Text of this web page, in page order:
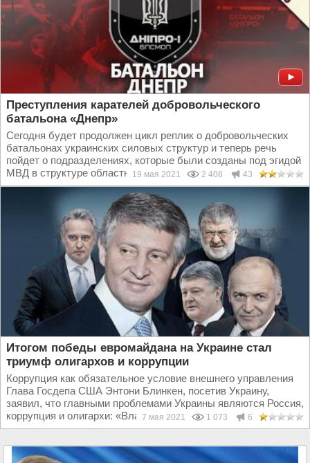
Преступления карателей добровольческого
батальона «Днепр»
Сегодня будет продолжен цикл реплик о добровольческих
батальонах украинских силовых структур и теперь речь
пойдет о подразделениях, которые были созданы под эгидой
МВД в структуре областных управлений. Первый...
19 мая 2021 2 408 43
Итогом победы евромайдана на Украине стал
триумф олигархов и коррупции
Коррупция как обязательное условие внешнего управления
Глава Госдепа США Энтони Блинкен, посетив Украину,
заявил, что главными проблемами Украины являются Россия,
коррупция и олигархи: «Властям Украины...
7 мая 2021 1 073 6